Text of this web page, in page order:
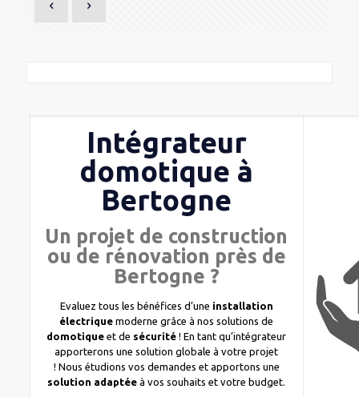
Intégrateur
domotique à
Bertogne
Un projet de construction
ou de rénovation près de
Bertogne ?
Evaluez tous les bénéfices d’une installation
électrique moderne grâce à nos solutions de
domotique et de sécurité ! En tant qu’intégrateur
apporterons une solution globale à votre projet
! Nous étudions vos demandes et apportons une
solution adaptéeà vos souhaits et votre budget.